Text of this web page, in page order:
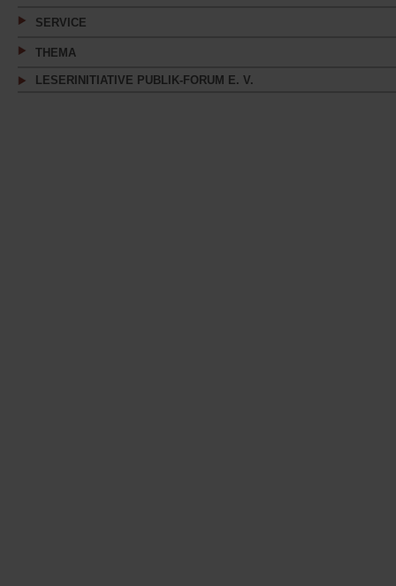
SERVICE
THEMA
LESERINITIATIVE PUBLIK-FORUM E. V.